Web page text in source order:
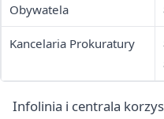
Obywatela
Kancelaria Prokuratury
Infolinia i centrala